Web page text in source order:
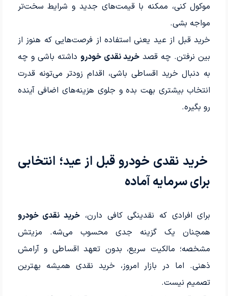
موکول کنی، ممکنه با قیمت‌های جدید و شرایط سخت‌تر
مواجه بشی.
خرید قبل از عید یعنی استفاده از فرصت‌هایی که هنوز از
بین نرفتن. چه قصدخرید نقدی خودروداشته باشی و چه
به دنبال خرید اقساطی باشی، اقدام زودتر می‌تونه قدرت
انتخاب بیشتری بهت بده و جلوی هزینه‌های اضافی آینده
رو بگیره.
خرید نقدی خودرو قبل از عید؛ انتخابی
برای سرمایه آماده
برای افرادی که نقدینگی کافی دارن، خرید نقدی خودرو
همچنان یک گزینه جدی محسوب می‌شه. مزیتش
مشخصه؛ مالکیت سریع، بدون تعهد اقساطی و آرامش
ذهنی. اما در بازار امروز، خرید نقدی همیشه بهترین
تصمیم نیست.